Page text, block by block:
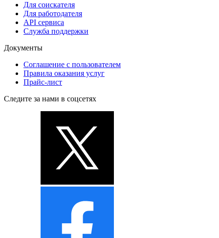
Для соискателя
Для работодателя
API сервиса
Служба поддержки
Документы
Соглашение с пользователем
Правила оказания услуг
Прайс-лист
Следите за нами в соцсетях